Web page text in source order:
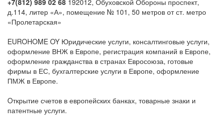
+7(812) 989 02 68 192012, Обуховской Обороны проспект,
д.114, литер «А», помещение № 101, 50 метров от ст. метро
«Пролетарская»
EUROHOME OY Юридические услуги, консалтинговые услуги,
оформление ВНЖ в Европе, регистрация компаний в Европе,
оформление гражданства в странах Евросоюза, готовые
фирмы в ЕС, бухгалтерские услуги в Европе, оформление
ПМЖ в Европе.
Oткрытие счетов в европейских банках, товарные знаки и
патентные услуги.